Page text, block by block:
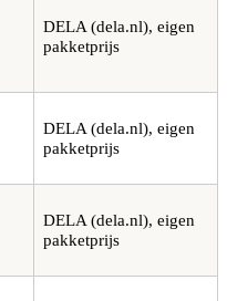
DELA (dela.nl), eigen
pakketprijs
DELA (dela.nl), eigen
pakketprijs
DELA (dela.nl), eigen
pakketprijs